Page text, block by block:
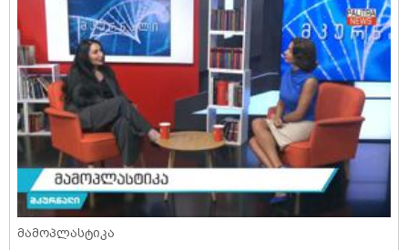
მამოპლასტიკა